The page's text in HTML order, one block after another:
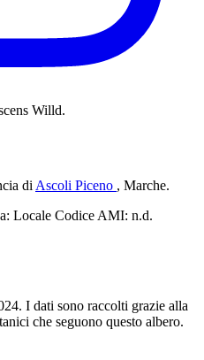
Willd.
di Ascoli Piceno , Marche.
Locale Codice AMI: n.d.
I dati sono raccolti grazie alla
che seguono questo albero.